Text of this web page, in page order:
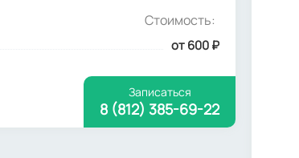
Стоимость:
от 600₽
Записаться
8 (812) 385-69-22